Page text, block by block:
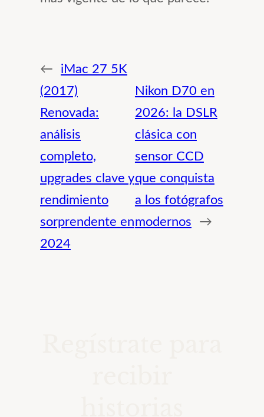
←
iMac 27 5K
(2017)
Renovada:
análisis
completo,
upgrades clave y
rendimiento
sorprendente en
2024
Nikon D70 en
2026: la DSLR
clásica con
sensor CCD
que conquista
a los fotógrafos
modernos
→